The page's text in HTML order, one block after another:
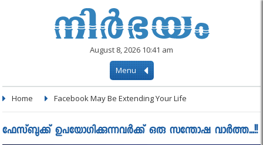
August 8, 2026 10:41 am
Menu
Home Facebook May Be Extending Your Life
ഫേസ്‌ബുക്ക് ഉപയോഗിക്കുന്നവർക്ക് ഒരു സന്തോഷ വാർത്ത...!!